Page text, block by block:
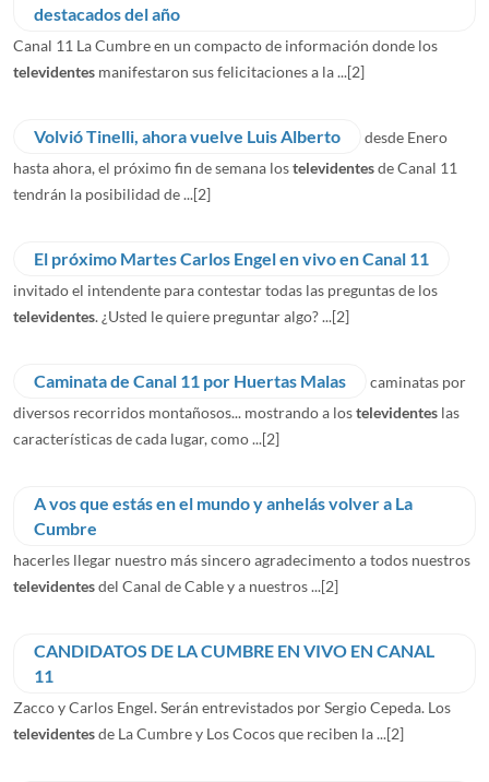
destacados del año
Canal 11 La Cumbre en un compacto de información donde los
televidentes manifestaron sus felicitaciones a la ...[2]
Volvió Tinelli, ahora vuelve Luis Alberto
desde Enero
hasta ahora, el próximo fin de semana lostelevidentesde Canal 11
tendrán la posibilidad de ...[2]
El próximo Martes Carlos Engel en vivo en Canal 11
invitado el intendente para contestar todas las preguntas de los
televidentes. ¿Usted le quiere preguntar algo? ...[2]
Caminata de Canal 11 por Huertas Malas
caminatas por
diversos recorridos montañosos... mostrando a lostelevidentes las
características de cada lugar, como ...[2]
A vos que estás en el mundo y anhelás volver a La
Cumbre
hacerles llegar nuestro más sincero agradecimento a todos nuestros
televidentesdel Canal de Cable y a nuestros ...[2]
CANDIDATOS DE LA CUMBRE EN VIVO EN CANAL
11
Zacco y Carlos Engel. Serán entrevistados por Sergio Cepeda. Los
televidentesde La Cumbre y Los Cocos que reciben la ...[2]